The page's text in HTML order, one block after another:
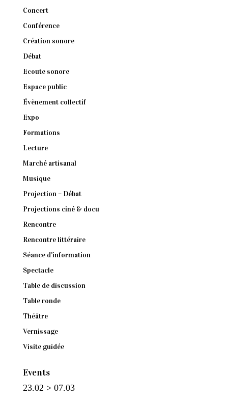
Concert
Conférence
Création sonore
Débat
Ecoute sonore
Espace public
Évènement collectif
Expo
Formations
Lecture
Marché artisanal
Musique
Projection – Débat
Projections ciné & docu
Rencontre
Rencontre littéraire
Séance d'information
Spectacle
Table de discussion
Table ronde
Théâtre
Vernissage
Visite guidée
Events
23.02 > 07.03